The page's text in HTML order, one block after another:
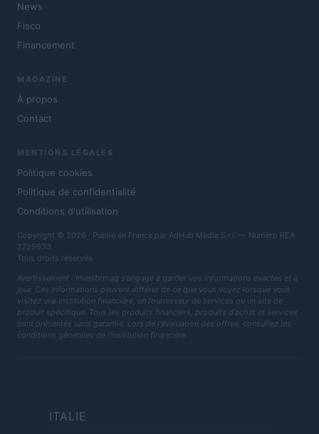
News
Fisco
Financement
MAGAZINE
À propos
Contact
MENTIONS LÉGALES
Politique cookies
Politique de confidentialité
Conditions d'utilisation
Copyright © 2026 · Publié en France par AdHub Media S.r.l. — Numero REA
2729933
Tous droits réservés
Avertissement : Investirmag s'engage à garder vos informations exactes et à
jour. Ces informations peuvent différer de ce que vous voyez lorsque vous
visitez une institution financière, un fournisseur de services ou un site de
produit spécifique. Tous les produits financiers, produits d'achat et services
sont présentés sans garantie. Lors de l'évaluation des offres, consultez les
conditions générales de l'institution financière.
ITALIE